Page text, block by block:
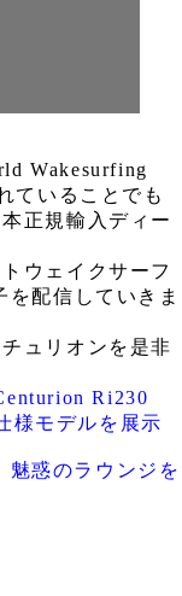
Wakesurfing
ていることでも
正規輸入ディー
ウェイクサーフ
配信していきま
ュリオンを是非
Ri230
様モデルを展示
惑のラウンジを